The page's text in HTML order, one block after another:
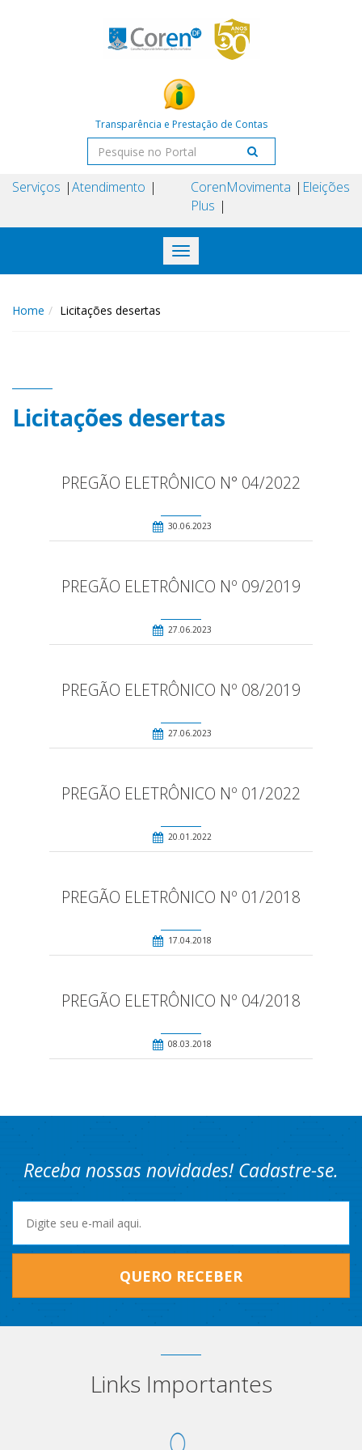
Transparência e Prestação de Contas
Serviços Atendimento
Coren
Plus
Movimenta Eleições
Toggle
navigation
Home Licitações desertas
Licitações desertas
PREGÃO ELETRÔNICO N° 04/2022
30.06.2023
PREGÃO ELETRÔNICO Nº 09/2019
27.06.2023
PREGÃO ELETRÔNICO Nº 08/2019
27.06.2023
PREGÃO ELETRÔNICO Nº 01/2022
20.01.2022
PREGÃO ELETRÔNICO Nº 01/2018
17.04.2018
PREGÃO ELETRÔNICO Nº 04/2018
08.03.2018
Receba nossas novidades! Cadastre-se.
QUERO RECEBER
Links Importantes